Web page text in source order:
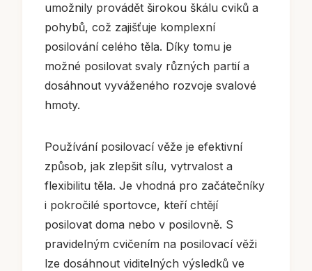
umožnily provádět širokou škálu cviků a
pohybů, což zajišťuje komplexní
posilování celého těla. Díky tomu je
možné posilovat svaly různých partií a
dosáhnout vyváženého rozvoje svalové
hmoty.
Používání posilovací věže je efektivní
způsob, jak zlepšit sílu, vytrvalost a
flexibilitu těla. Je vhodná pro začátečníky
i pokročilé sportovce, kteří chtějí
posilovat doma nebo v posilovně. S
pravidelným cvičením na posilovací věži
lze dosáhnout viditelných výsledků ve